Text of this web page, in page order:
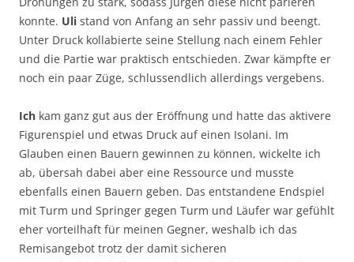
konnte. Uli stand von Anfang an sehr passiv und beengt.
Unter Druck kollabierte seine Stellung nach einem Fehler
und die Partie war praktisch entschieden. Zwar kämpfte er
noch ein paar Züge, schlussendlich allerdings vergebens.
Ich kam ganz gut aus der Eröffnung und hatte das aktivere
Figurenspiel und etwas Druck auf einen Isolani. Im
Glauben einen Bauern gewinnen zu können, wickelte ich
ab, übersah dabei aber eine Ressource und musste
ebenfalls einen Bauern geben. Das entstandene Endspiel
mit Turm und Springer gegen Turm und Läufer war gefühlt
eher vorteilhaft für meinen Gegner, weshalb ich das
Remisangebot trotz der damit sicheren